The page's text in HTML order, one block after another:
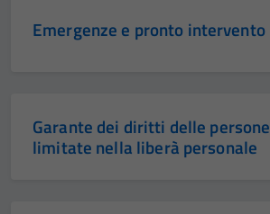
Emergenze e pronto intervento
Garante dei diritti delle persone
limitate nella liberà personale